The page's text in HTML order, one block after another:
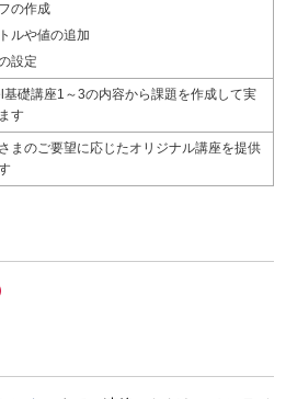
の作成
ルや値の追加
設定
基礎講座1～3の内容から課題を作成して実
す
まのご要望に応じたオリジナル講座を提供